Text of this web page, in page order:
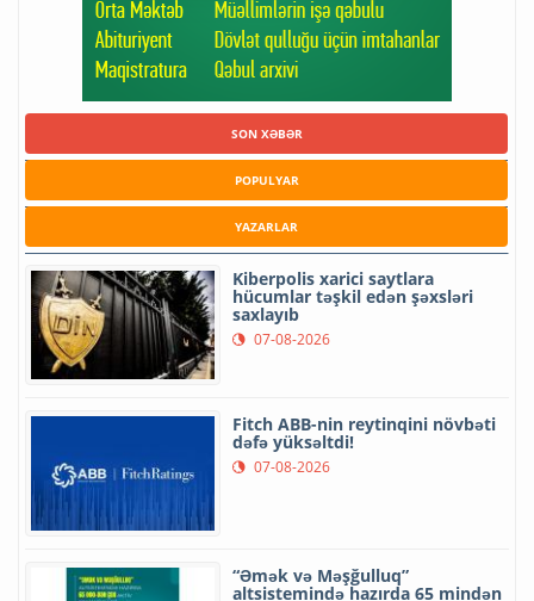
SON XƏBƏR
POPULYAR
YAZARLAR
Kiberpolis xarici saytlara
hücumlar təşkil edən şəxsləri
saxlayıb
07-08-2026
Fitch ABB-nin reytinqini növbəti
dəfə yüksəltdi!
07-08-2026
“Əmək və Məşğulluq”
altsistemində hazırda 65 mindən